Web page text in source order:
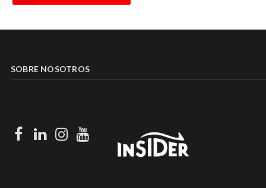
SOBRE NOSOTROS
Facebook
LinkedIn
Instagram
Youtube